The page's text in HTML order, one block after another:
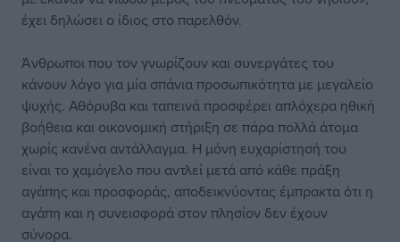
έχει δηλώσει ο ίδιος στο παρελθόν.
Άνθρωποι που τον γνωρίζουν και συνεργάτες του
κάνουν λόγο για μία σπάνια προσωπικότητα με μεγαλείο
ψυχής. Αθόρυβα και ταπεινά προσφέρει απλόχερα ηθική
βοήθεια και οικονομική στήριξη σε πάρα πολλά άτομα
χωρίς κανένα αντάλλαγμα. Η μόνη ευχαρίστησή του
είναι το χαμόγελο που αντλεί μετά από κάθε πράξη
αγάπης και προσφοράς, αποδεικνύοντας έμπρακτα ότι η
αγάπη και η συνεισφορά στον πλησίον δεν έχουν
σύνορα.